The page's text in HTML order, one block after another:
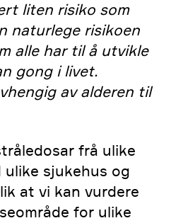
liten risiko som
naturlege risikoen
alle har til å utvikle
gong i livet.
av alderen til
frå ulike
ulike sjukehus og
at vi kan vurdere
for ulike